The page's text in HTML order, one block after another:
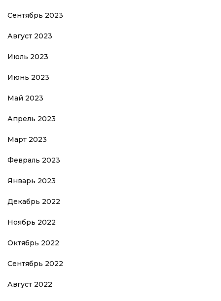
Сентябрь 2023
Август 2023
Июль 2023
Июнь 2023
Май 2023
Апрель 2023
Март 2023
Февраль 2023
Январь 2023
Декабрь 2022
Ноябрь 2022
Октябрь 2022
Сентябрь 2022
Август 2022